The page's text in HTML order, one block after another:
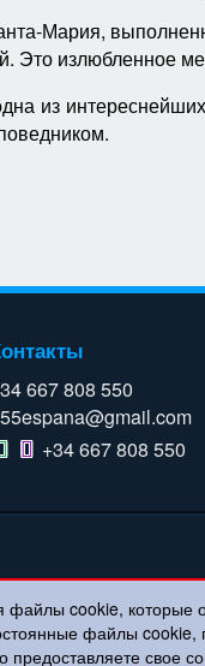
Мария,
Это излюбленное
из
667 808 550
+34 667 808 550
файлы cookie,
файлы
предоставляете